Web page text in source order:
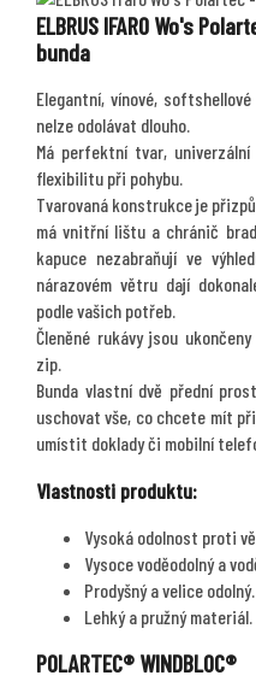
ELBRUS IFARO Wo's
bunda
Elegantní, vínové,
nelze odolávat dlouho.
Má perfektní tvar,
flexibilitu při pohybu.
Tvarovaná konstrukce je
má vnitřní lištu a chránič
kapuce nezabraňují ve
nárazovém větru dají
podle vašich potřeb.
Členěné rukávy jsou
zip.
Bunda vlastní dvě přední
uschovat vše, co chcete mít
umístit doklady či mobilní
Vlastnosti produktu:
Vysoká odolnost proti
Vysoce voděodolný a
Prodyšný a velice odolný.
Lehký a pružný materiál.
POLARTEC® WINDBLOC®